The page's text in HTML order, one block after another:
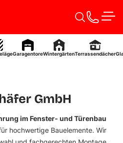
GaragentoreWintergärtenTerrassendächer
für Ihr
starten
GmbH
im Fenster- und Türenbau
hochwertige Bauelemente. Wir